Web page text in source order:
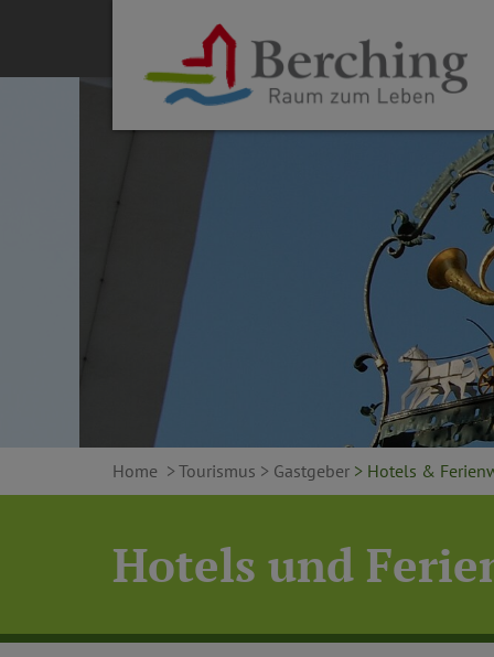
Home > Tourismus > Gastgeber > Hotels &
Hotels und